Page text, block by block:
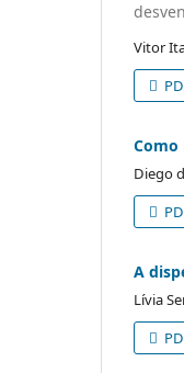
Vitor
Como
Diego
A
Lívia